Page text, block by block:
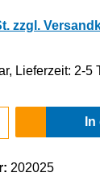
zzgl.
Lieferzeit: 2-5
Gib
202025